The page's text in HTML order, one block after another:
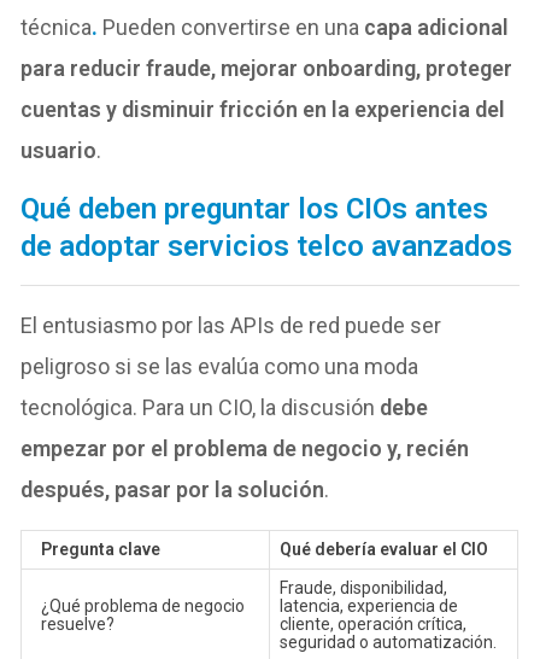
técnica. Pueden convertirse en una capa adicional
para reducir fraude, mejorar onboarding, proteger
cuentas y disminuir fricción en la experiencia del
usuario.
Qué deben preguntar los CIOs antes
de adoptar servicios telco avanzados
El entusiasmo por las APIs de red puede ser
peligroso si se las evalúa como una moda
tecnológica. Para un CIO, la discusión debe
empezar por el problema de negocio y, recién
después, pasar por la solución.
Pregunta clave Qué debería evaluar el CIO
¿Qué problema de negocio
resuelve?
Fraude, disponibilidad,
latencia, experiencia de
cliente, operación crítica,
seguridad o automatización.